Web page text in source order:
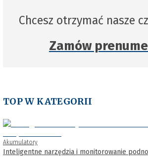
Chcesz otrzymać nasze
Zamów
TOP W KATEGORII
Akumulatory
Inteligentne narzędzia i monitorowanie